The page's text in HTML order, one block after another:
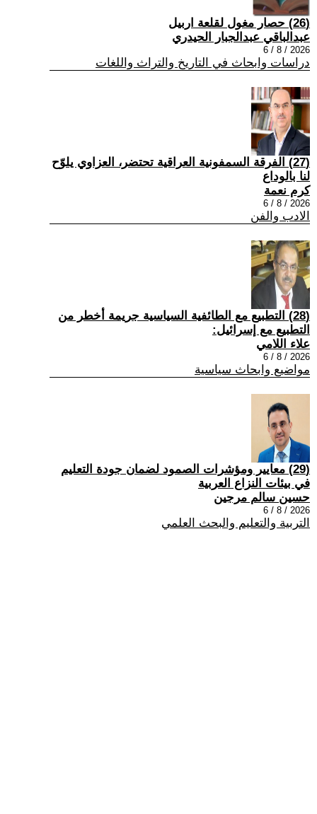
(26) حصار مغول لقلعة اربيل
عبدالباقي عبدالجبار الحيدري
2026 / 8 / 6
دراسات وابحاث في التاريخ والتراث واللغات
(27) الفرقة السمفونية العراقية تحتضر، العزاوي يلوّح
لنا بالوداع
كرم نعمة
2026 / 8 / 6
الادب والفن
(28) التطبيع مع الطائفية السياسية جريمة أخطر من
التطبيع مع إسرائيل:
علاء اللامي
2026 / 8 / 6
مواضيع وابحاث سياسية
(29) معايير ومؤشرات الصمود لضمان جودة التعليم
في بيئات النزاع العربية
حسين سالم مرجين
2026 / 8 / 6
التربية والتعليم والبحث العلمي